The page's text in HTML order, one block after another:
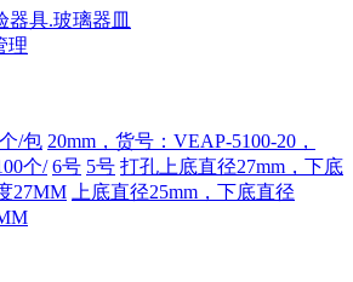
器具.玻璃器皿
理
/包 20mm，货号：VEAP-5100-20，
个/ 6号 5号 打孔上底直径27mm，下底
27MM
上底直径25mm，下底直径